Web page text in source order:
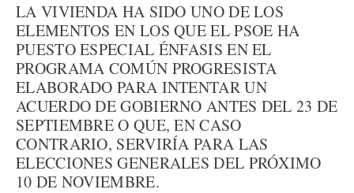
LA VIVIENDA HA SIDO UNO DE LOS
ELEMENTOS EN LOS QUE EL PSOE HA
PUESTO ESPECIAL ÉNFASIS EN EL
PROGRAMA COMÚN PROGRESISTA
ELABORADO PARA INTENTAR UN
ACUERDO DE GOBIERNO ANTES DEL 23 DE
SEPTIEMBRE O QUE, EN CASO
CONTRARIO, SERVIRÍA PARA LAS
ELECCIONES GENERALES DEL PRÓXIMO
10 DE NOVIEMBRE.